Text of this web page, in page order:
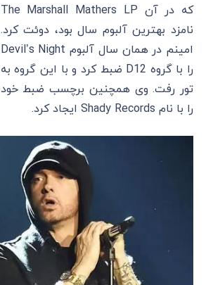
که در آن The Marshall Mathers LP
نامزد بهترین آلبوم سال بود، دوئت کرد.
امینم در همان سال آلبوم Devil’s Night
را با گروه D12 ضبط کرد و با این گروه به
تور رفت. وی همچنین برچسب ضبط خود
را با نام Shady Records ایجاد کرد.